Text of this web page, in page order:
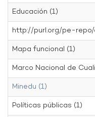
Educación (1)
http://purl.org/pe-repo/
Mapa funcional (1)
Marco Nacional de
Minedu (1)
Políticas públicas (1)